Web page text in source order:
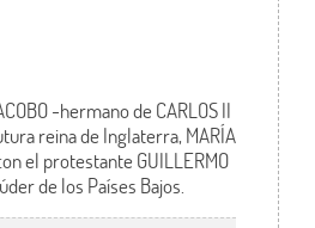
-hermano de CARLOS II
reina de Inglaterra, MARÍA
el protestante GUILLERMO
de los Países Bajos.